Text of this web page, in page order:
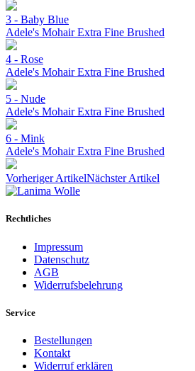
3 - Baby Blue
Adele's Mohair Extra Fine Brushed
4 - Rose
Adele's Mohair Extra Fine Brushed
5 - Nude
Adele's Mohair Extra Fine Brushed
6 - Mink
Adele's Mohair Extra Fine Brushed
Vorheriger ArtikelNächster Artikel
Rechtliches
Impressum
Datenschutz
AGB
Widerrufsbelehrung
Service
Bestellungen
Kontakt
Widerruf erklären